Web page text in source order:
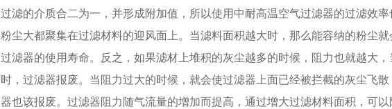
过滤的介质合二为一，并形成附加值，所以使用中耐高温空气过滤器的过滤效
粉尘大都聚集在过滤材料的迎风面上。当滤料面积越大时，那么能容纳的粉尘
过滤器的使用寿命。反之，如果滤材上堆积的灰尘越多的时候，阻力也就越大
时，过滤器报废。当阻力过大的时候，就会使过滤器上面已经被拦截的灰尘飞
器也该报废。过滤器阻力随气流量的增加而提高，通过增大过滤材料面积，可